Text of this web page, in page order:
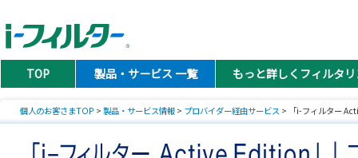
TOP 製品・サービス 一覧 もっと詳しくフィルタ
個人のお客さまTOP > 製品・サービス情報 > プロバイダー経由サービス > 「i-フィルター